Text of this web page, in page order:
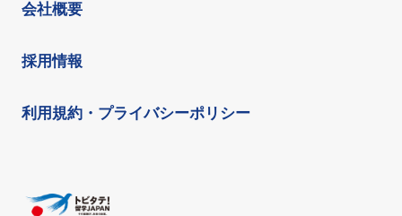
会社概要
採用情報
利用規約・プライバシーポリシー